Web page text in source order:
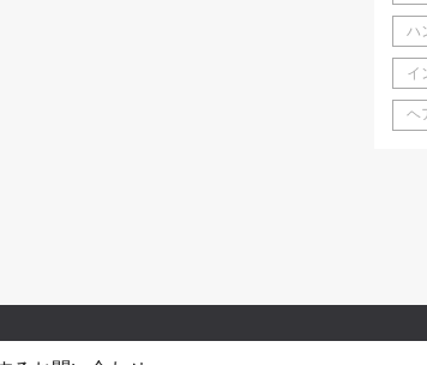
ハ
イ
ヘ